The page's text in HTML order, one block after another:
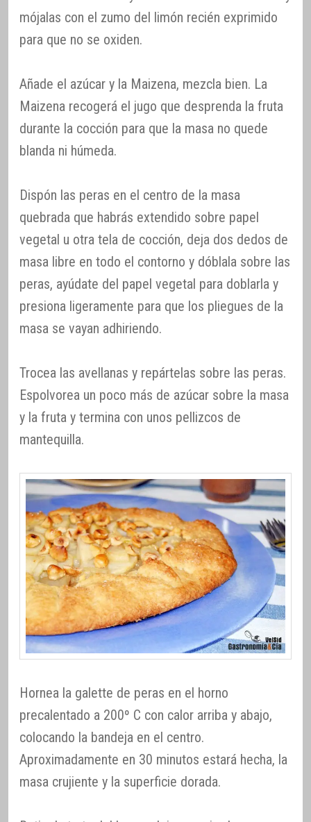
mójalas con el zumo del limón recién exprimido
para que no se oxiden.
Añade el azúcar y la Maizena, mezcla bien. La
Maizena recogerá el jugo que desprenda la fruta
durante la cocción para que la masa no quede
blanda ni húmeda.
Dispón las peras en el centro de la masa
quebrada que habrás extendido sobre papel
vegetal u otra tela de cocción, deja dos dedos de
masa libre en todo el contorno y dóblala sobre las
peras, ayúdate del papel vegetal para doblarla y
presiona ligeramente para que los pliegues de la
masa se vayan adhiriendo.
Trocea las avellanas y repártelas sobre las peras.
Espolvorea un poco más de azúcar sobre la masa
y la fruta y termina con unos pellizcos de
mantequilla.
Hornea la galette de peras en el horno
precalentado a 200º C con calor arriba y abajo,
colocando la bandeja en el centro.
Aproximadamente en 30 minutos estará hecha, la
masa crujiente y la superficie dorada.